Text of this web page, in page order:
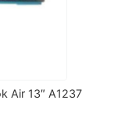
Air 13″ A1237